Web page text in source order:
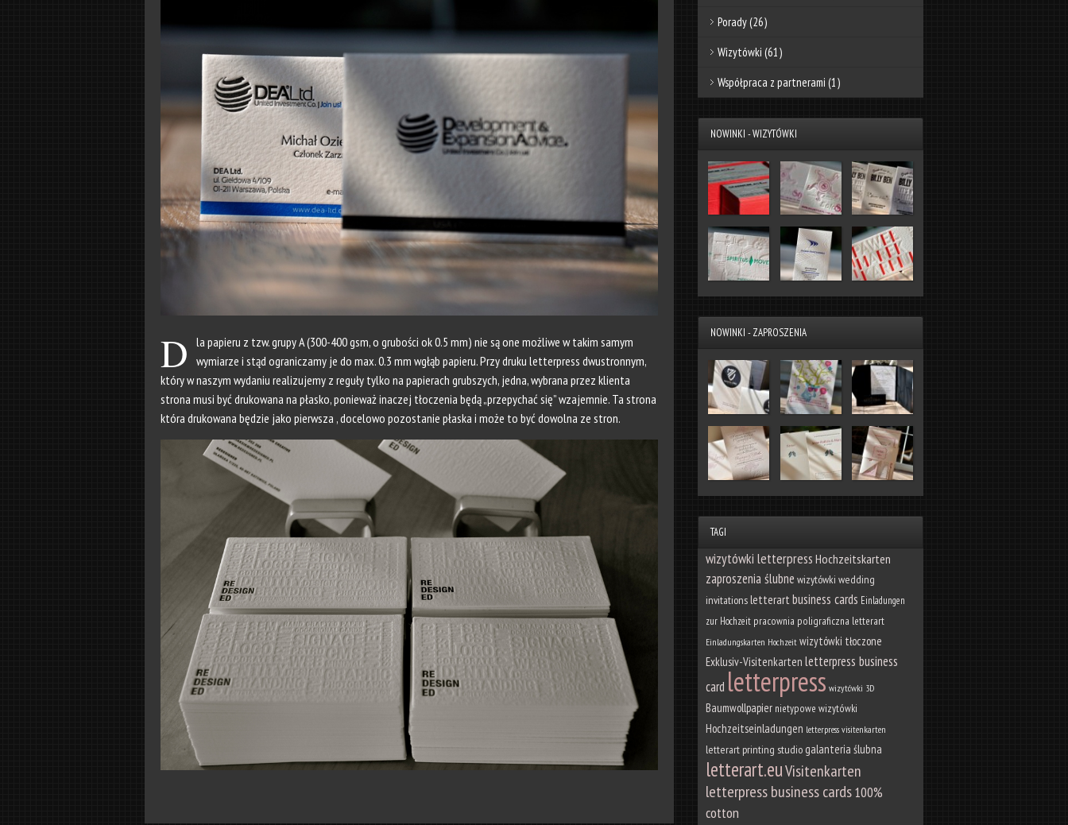
D la papieru z tzw. grupy A (300-400 gsm, o grubości ok 0.5 mm) nie są one możliwe w takim samym
wymiarze i stąd ograniczamy je do max. 0.3 mm wgłąb papieru. Przy druku letterpress dwustronnym,
który w naszym wydaniu realizujemy z reguły tylko na papierach grubszych, jedna, wybrana przez klienta
strona musi być drukowana na płasko, ponieważ inaczej tłoczenia będą „przepychać się” wzajemnie. Ta strona
która drukowana będzie jako pierwsza , docelowo pozostanie płaska i może to być dowolna ze stron.
Porady(26)
Wizytówki (61)
Współpraca z partnerami (1)
NOWINKI - WIZYTÓWKI
NOWINKI - ZAPROSZENIA
TAGI
wizytówki letterpress Hochzeitskarten
zaproszenia ślubne wizytówki wedding
invitationsletterart business cards Einladungen
zur Hochzeit pracownia poligraficzna letterart
Einladungskarten Hochzeit wizytówki tłoczone
Exklusiv-Visitenkarten letterpress business
card letterpress wizytówki 3D
Baumwollpapier nietypowe wizytówki
Hochzeitseinladungen letterpress visitenkarten
letterart printing studio galanteria ślubna
letterart.euVisitenkarten
letterpress business cards100%
cotton